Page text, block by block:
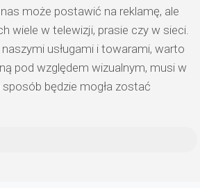
może postawić na reklamę, ale
wiele w telewizji, prasie czy w sieci.
usługami i towarami, warto
pod względem wizualnym, musi w
będzie mogła zostać